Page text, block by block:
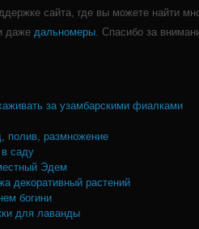
сайта, где вы можете найти
даже дальномеры. Спасибо за
за узамбарскими фиалками
полив, размножение
саду
Эдем
декоративный растений
богини
для лаванды